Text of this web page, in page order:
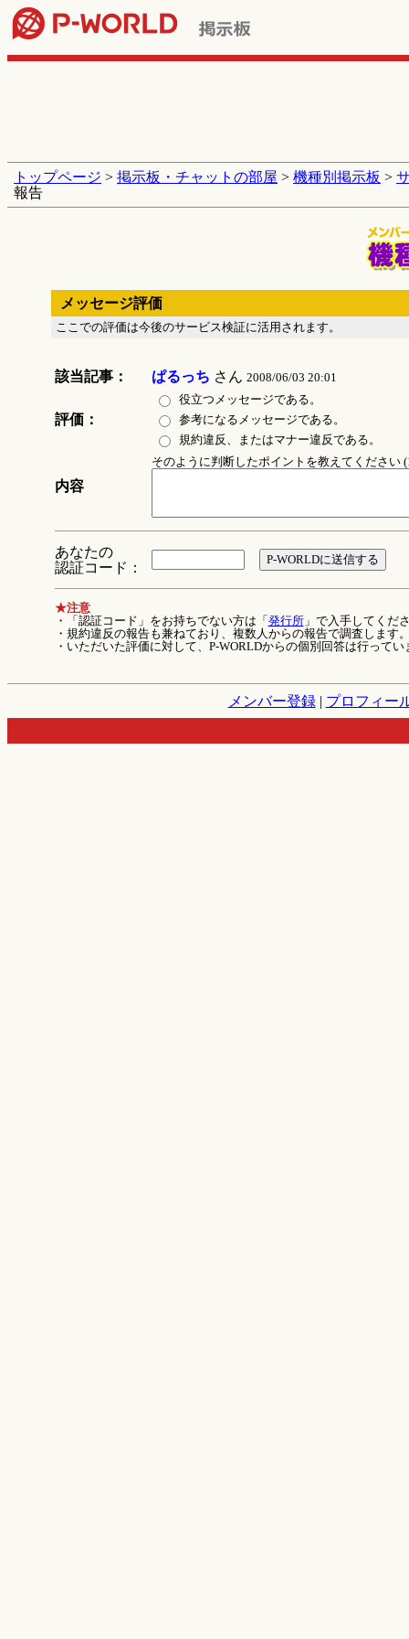
トップページ > 掲示板・チャットの部屋 > 機種別掲示板 >
報告
メッセージ評価
ここでの評価は今後のサービス検証に活用されます。
該当記事： ぱるっち さん 2008/06/03 20:01
評価：
役立つメッセージである。
参考になるメッセージである。
規約違反、またはマナー違反である。
内容
そのように判断したポイントを教えてください
あなたの
認証コード：
★注意
・「認証コード」をお持ちでない方は「 発行所」で入手してくだ
・規約違反の報告も兼ねており、複数人からの報告で調査します
・いただいた評価に対して、P-WORLDからの個別回答は行ってい
メンバー登録| プロフィー